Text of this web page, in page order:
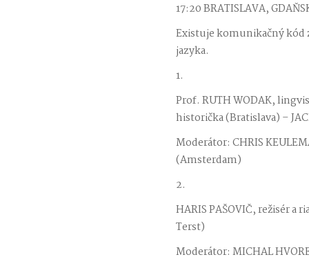
17:20 BRATISLAVA,
Existuje komunikačný kód
jazyka.
1.
Prof. RUTH WODAK,
historička (Bratislava) –
Moderátor: CHRIS
(Amsterdam)
2.
HARIS PAŠOVIČ, režisér
Terst)
Moderátor: MICHAL